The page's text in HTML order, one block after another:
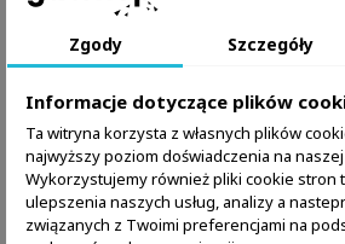
Zgody Szczegóły
Informacje dotyczące plików
Ta witryna korzysta z własnych plików
najwyższy poziom doświadczenia na
Wykorzystujemy również pliki cookie stron
ulepszenia naszych usług, analizy a
związanych z Twoimi preferencjami na